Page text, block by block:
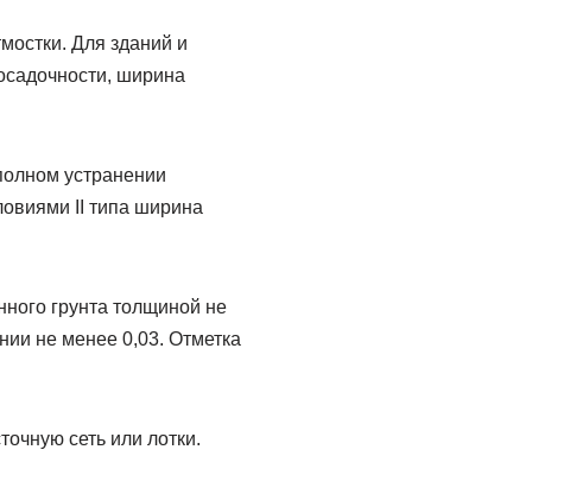
Для зданий и
ширина
устранении
II типа ширина
грунта толщиной не
не менее 0,03. Отметка
сеть или лотки.